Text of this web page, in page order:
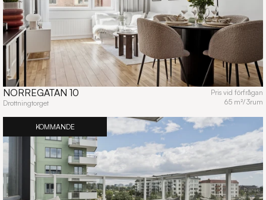
NORREGATAN 10
Drottningtorget
Pris vid förfrågan
65 m²/3rum
KOMMANDE